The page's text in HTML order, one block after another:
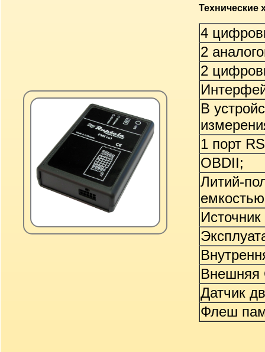
Технические
4
2
2
В
1 порт
OBDII;
Литий-
Внешняя
Датчик
Флеш